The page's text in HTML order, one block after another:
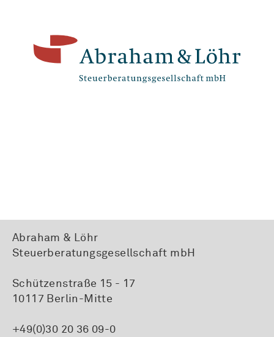
Abraham & Löhr
Steuerberatungsgesellschaft mbH
Schützenstraße 15 - 17
10117 Berlin-Mitte
+49(0)30 20 36 09-0